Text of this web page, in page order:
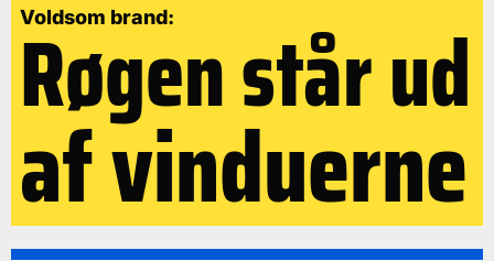
Voldsom brand:
Røgen står ud
af vinduerne